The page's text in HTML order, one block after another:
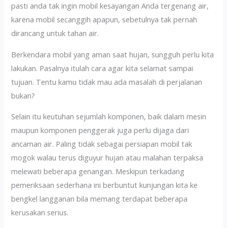
pasti anda tak ingin mobil kesayangan Anda tergenang air,
karena mobil secanggih apapun, sebetulnya tak pernah
dirancang untuk tahan air.
Berkendara mobil yang aman saat hujan, sungguh perlu kita
lakukan. Pasalnya itulah cara agar kita selamat sampai
tujuan. Tentu kamu tidak mau ada masalah di perjalanan
bukan?
Selain itu keutuhan sejumlah komponen, baik dalam mesin
maupun komponen penggerak juga perlu dijaga dari
ancaman air. Paling tidak sebagai persiapan mobil tak
mogok walau terus diguyur hujan atau malahan terpaksa
melewati beberapa genangan. Meskipun terkadang
pemeriksaan sederhana ini berbuntut kunjungan kita ke
bengkel langganan bila memang terdapat beberapa
kerusakan serius.